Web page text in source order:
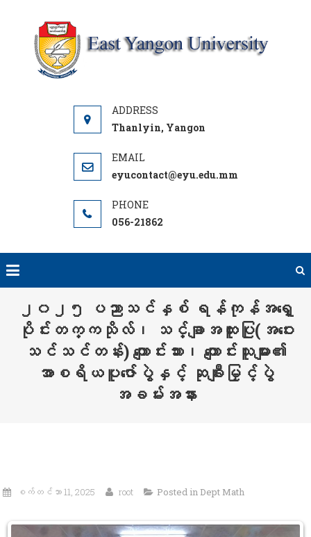
content
Thanlyin, Yangon
eyucontact@eyu.edu.mm
056-21862
၂၀၂၅ ပညာသင်နှစ် ရန်ကုန်အရှေ့
ပိုင်းတက္ကသိုလ်၊ သင်္ချာအထူးပြု(အဝေး
သင်သင်တန်း) ကျောင်းသား၊ ကျောင်းသူများ၏
အာစရိယပူဇော်ပွဲနှင့် ဆုချီးမြှင့်ပွဲ
အခမ်းအနား
စက်တင်ဘာ 11, 2025 root Posted in Dept Math